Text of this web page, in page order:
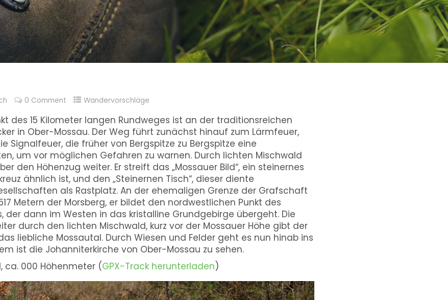
0 Comment Wandervorschläge
des 15 Kilometer langen Rundweges ist an der traditionsreichen
in Ober-Mossau. Der Weg führt zunächst hinauf zum Lärmfeuer,
Signalfeuer, die früher von Bergspitze zu Bergspitze eine
um vor möglichen Gefahren zu warnen. Durch lichten Mischwald
den Höhenzug weiter. Er streift das „Mossauer Bild“, ein steinernes
ähnlich ist, und den „Steinernen Tisch“, dieser diente
als Rastplatz. An der ehemaligen Grenze der Grafschaft
Metern der Morsberg, er bildet den nordwestlichen Punkt des
der dann im Westen in das kristalline Grundgebirge übergeht. Die
durch den lichten Mischwald, kurz vor der Mossauer Höhe gibt der
liebliche Mossautal. Durch Wiesen und Felder geht es nun hinab ins
ist die Johanniterkirche von Ober-Mossau zu sehen.
ca. 000 Höhenmeter (GPX-Track herunterladen)